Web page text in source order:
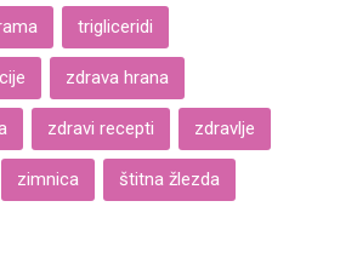
trigliceridi
zdrava hrana
zdravi recepti zdravlje
zimnica štitna žlezda